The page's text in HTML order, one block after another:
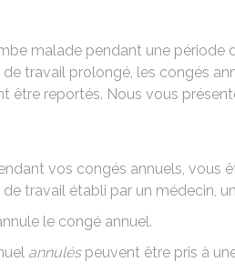
malade pendant une période
travail prolongé, les congés
être reportés. Nous vous
vos congés annuels, vous
travail établi par un médecin,
le congé annuel.
annuléspeuvent être pris à